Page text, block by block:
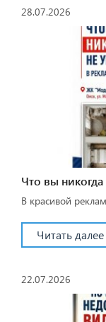
28.07.2026
Что вы
В красивой
Читать далее
22.07.2026